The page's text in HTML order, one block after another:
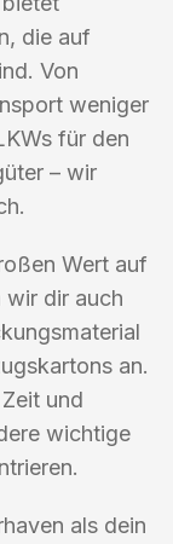
die auf
Von
weniger
für den
– wir
Wert auf
wir dir auch
an.
und
wichtige
als dein